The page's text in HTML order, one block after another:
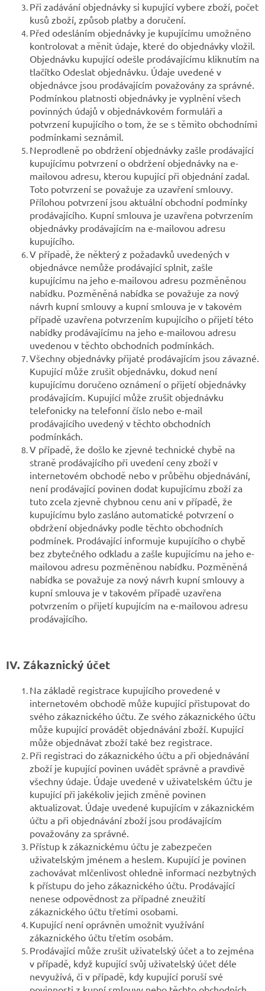
Při zadávání objednávky si kupující vybere zboží, počet
kusů zboží, způsob platby a doručení.
Před odesláním objednávky je kupujícímu umožněno
kontrolovat a měnit údaje, které do objednávky vložil.
Objednávku kupující odešle prodávajícímu kliknutím na
tlačítko Odeslat objednávku. Údaje uvedené v
objednávce jsou prodávajícím považovány za správné.
Podmínkou platnosti objednávky je vyplnění všech
povinných údajů v objednávkovém formuláři a
potvrzení kupujícího o tom, že se s těmito obchodními
podmínkami seznámil.
Neprodleně po obdržení objednávky zašle prodávající
kupujícímu potvrzení o obdržení objednávky na e-
mailovou adresu, kterou kupující při objednání zadal.
Toto potvrzení se považuje za uzavření smlouvy.
Přílohou potvrzení jsou aktuální obchodní podmínky
prodávajícího. Kupní smlouva je uzavřena potvrzením
objednávky prodávajícím na e-mailovou adresu
kupujícího.
V případě, že některý z požadavků uvedených v
objednávce nemůže prodávající splnit, zašle
kupujícímu na jeho e-mailovou adresu pozměněnou
nabídku. Pozměněná nabídka se považuje za nový
návrh kupní smlouvy a kupní smlouva je v takovém
případě uzavřena potvrzením kupujícího o přijetí této
nabídky prodávajícímu na jeho e-mailovou adresu
uvedenou v těchto obchodních podmínkách.
Všechny objednávky přijaté prodávajícím jsou závazné.
Kupující může zrušit objednávku, dokud není
kupujícímu doručeno oznámení o přijetí objednávky
prodávajícím. Kupující může zrušit objednávku
telefonicky na telefonní číslo nebo e-mail
prodávajícího uvedený v těchto obchodních
podmínkách.
V případě, že došlo ke zjevné technické chybě na
straně prodávajícího při uvedení ceny zboží v
internetovém obchodě nebo v průběhu objednávání,
není prodávající povinen dodat kupujícímu zboží za
tuto zcela zjevně chybnou cenu ani v případě, že
kupujícímu bylo zasláno automatické potvrzení o
obdržení objednávky podle těchto obchodních
podmínek. Prodávající informuje kupujícího o chybě
bez zbytečného odkladu a zašle kupujícímu na jeho e-
mailovou adresu pozměněnou nabídku. Pozměněná
nabídka se považuje za nový návrh kupní smlouvy a
kupní smlouva je v takovém případě uzavřena
potvrzením o přijetí kupujícím na e-mailovou adresu
prodávajícího.
IV. Zákaznický účet
Na základě registrace kupujícího provedené v
internetovém obchodě může kupující přistupovat do
svého zákaznického účtu. Ze svého zákaznického účtu
může kupující provádět objednávání zboží. Kupující
může objednávat zboží také bez registrace.
Při registraci do zákaznického účtu a při objednávání
zboží je kupující povinen uvádět správně a pravdivě
všechny údaje. Údaje uvedené v uživatelském účtu je
kupující při jakékoliv jejich změně povinen
aktualizovat. Údaje uvedené kupujícím v zákaznickém
účtu a při objednávání zboží jsou prodávajícím
považovány za správné.
Přístup k zákaznickému účtu je zabezpečen
uživatelským jménem a heslem. Kupující je povinen
zachovávat mlčenlivost ohledně informací nezbytných
k přístupu do jeho zákaznického účtu. Prodávající
nenese odpovědnost za případné zneužití
zákaznického účtu třetími osobami.
Kupující není oprávněn umožnit využívání
zákaznického účtu třetím osobám.
Prodávající může zrušit uživatelský účet a to zejména
v případě, když kupující svůj uživatelský účet déle
nevyužívá, či v případě, kdy kupující poruší své